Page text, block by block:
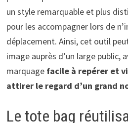
un style remarquable et plus
pour les accompagner lors de
déplacement. Ainsi, cet outil
image auprès d’un large public,
marquage facile à repérer et
attirer le regard d’un grand
Le tote bag